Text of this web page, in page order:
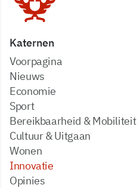
Katernen
Voorpagina
Nieuws
Economie
Sport
Bereikbaarheid & Mobiliteit
Cultuur & Uitgaan
Wonen
Innovatie
Opinies